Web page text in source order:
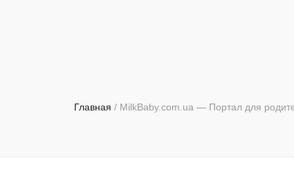
Главная / MilkBaby.com.ua — Портал для